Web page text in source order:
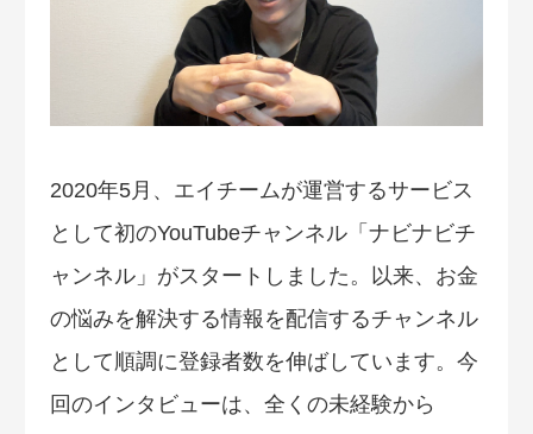
2020年5月、エイチームが運営するサービス
として初のYouTubeチャンネル「ナビナビチ
ャンネル」がスタートしました。以来、お金
の悩みを解決する情報を配信するチャンネル
として順調に登録者数を伸ばしています。今
回のインタビューは、全くの未経験から